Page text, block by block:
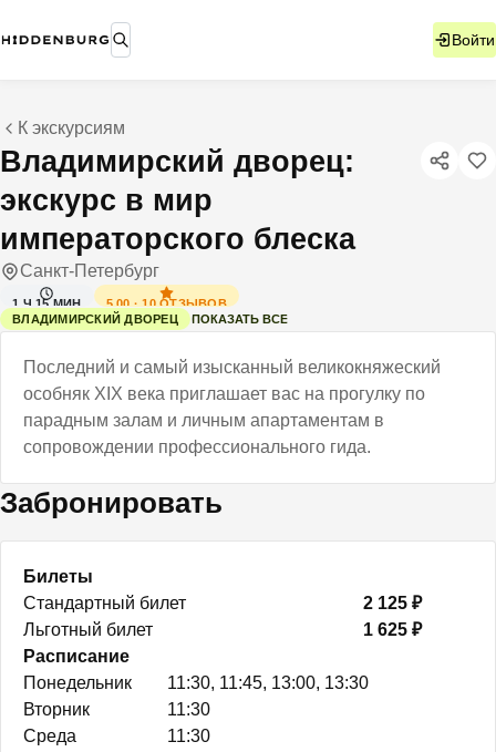
Войти
К экскурсиям
Владимирский дворец:
экскурс в мир
императорского блеска
Санкт-Петербург
1 Ч 15 МИН 5.00 ·10ОТЗЫВОВ
ВЛАДИМИРСКИЙ ДВОРЕЦ
ПОКАЗАТЬ ВСЕ
Последний и самый изысканный великокняжеский
особняк XIX века приглашает вас на прогулку по
парадным залам и личным апартаментам в
сопровождении профессионального гида.
Забронировать
Билеты
Стандартный билет
2 125 ₽
Льготный билет
1 625 ₽
Расписание
Понедельник
11:30, 11:45, 13:00, 13:30
Вторник
11:30
Среда
11:30